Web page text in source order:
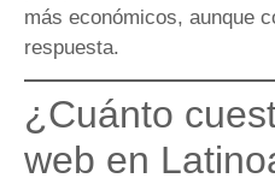
más económicos, aunque
respuesta.
¿Cuánto
web en